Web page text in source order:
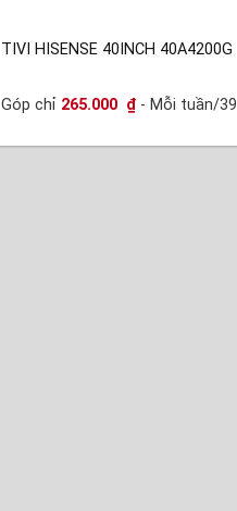
TIVI HISENSE 40INCH 40A4200G
Góp chỉ 265.000 ₫ - Mỗi tuần/39